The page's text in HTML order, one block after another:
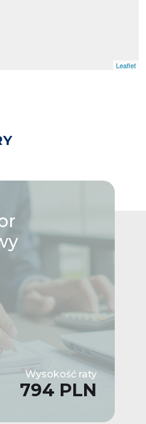
Leaflet
Wysokość raty
794 PLN